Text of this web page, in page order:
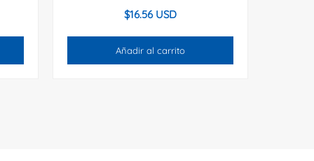
$16.56 USD
Añadir al carrito